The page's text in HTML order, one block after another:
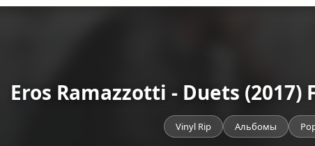
Eros Ramazzotti - Duets (2017)
Vinyl Rip Альбомы